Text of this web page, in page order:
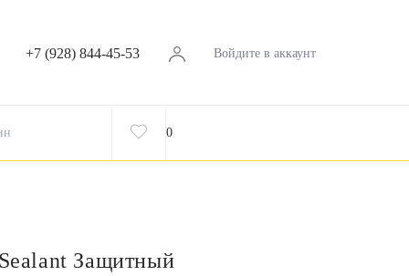
+7 (928) 844-45-53 Войдите в аккаунт
0
Защитный